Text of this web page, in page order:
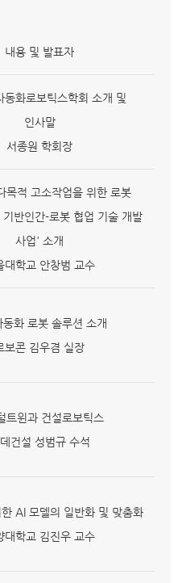
내용 및 발표자
동화로보틱스학회 소개 및
인사말
서종원 학회장
목적 고소작업을 위한 로봇
반인간-로봇 협업 기술 개발
사업' 소개
대학교 안창범 교수
동화 로봇 솔루션 소개
보콘 김우겸 실장
트윈과 건설로보틱스
건설 성범규 수석
AI 모델의 일반화 및 맞춤화
대학교 김진우 교수